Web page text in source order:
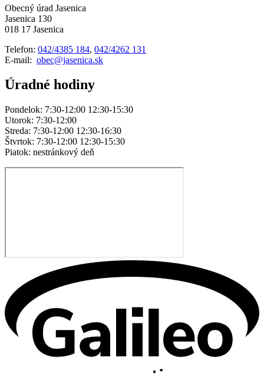
Obecný úrad Jasenica
Jasenica 130
018 17 Jasenica
Telefon: 042/4385 184, 042/4262 131
E-mail: obec@jasenica.sk
Úradné hodiny
Pondelok: 7:30-12:00 12:30-15:30
Utorok: 7:30-12:00
Streda: 7:30-12:00 12:30-16:30
Štvrtok: 7:30-12:00 12:30-15:30
Piatok: nestránkový deň